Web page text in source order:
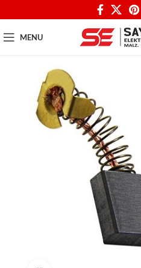
MENU